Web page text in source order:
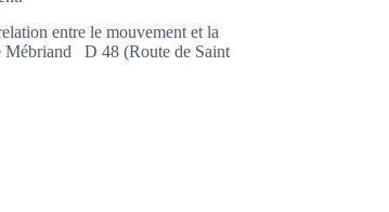
entre le mouvement et la
Mébriand D 48 (Route de Saint